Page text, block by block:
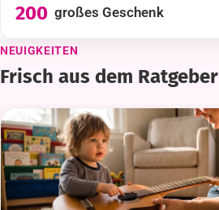
200 großes Geschenk
NEUIGKEITEN
Frisch aus dem Ratgeber
KI-generierte Abbildung